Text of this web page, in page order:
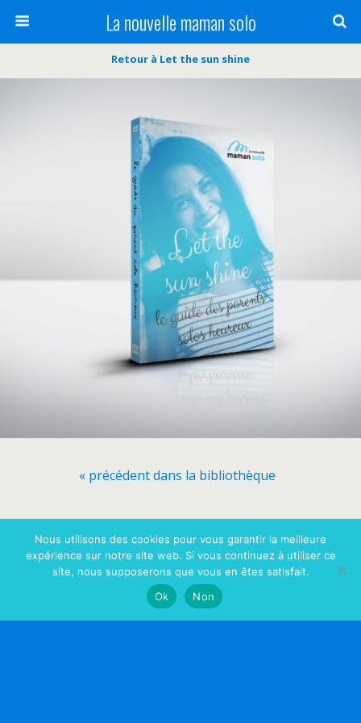
La nouvelle maman solo
Retour à Let the sun shine
« précédent dans la bibliothèque
Retour au début
Mobile Bureau
Nous utilisons des cookies pour vous garantir la meilleure
expérience sur notre site web. Si vous continuez à utiliser ce
site, nous supposerons que vous en êtes satisfait.
Ok
Non